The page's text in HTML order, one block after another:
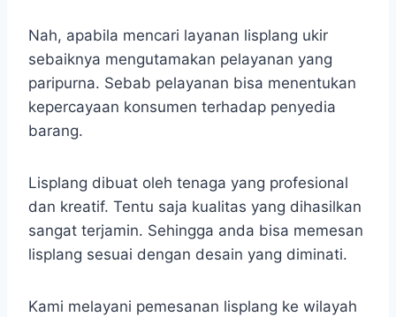
Nah, apabila mencari layanan lisplang ukir
sebaiknya mengutamakan pelayanan yang
paripurna. Sebab pelayanan bisa menentukan
kepercayaan konsumen terhadap penyedia
barang.
Lisplang dibuat oleh tenaga yang profesional
dan kreatif. Tentu saja kualitas yang dihasilkan
sangat terjamin. Sehingga anda bisa memesan
lisplang sesuai dengan desain yang diminati.
Kami melayani pemesanan lisplang ke wilayah